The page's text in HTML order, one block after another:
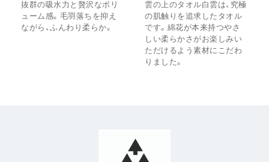
抜群の吸水力と贅沢なボリ
ューム感。毛羽落ちを抑え
ながら、ふんわり柔らか。
雲の上のタオル白雲は、究極
の肌触りを追求したタオル
です。綿花が本来持つやさ
しい柔らかさがお楽しみい
ただけるよう素材にこだわ
りました。